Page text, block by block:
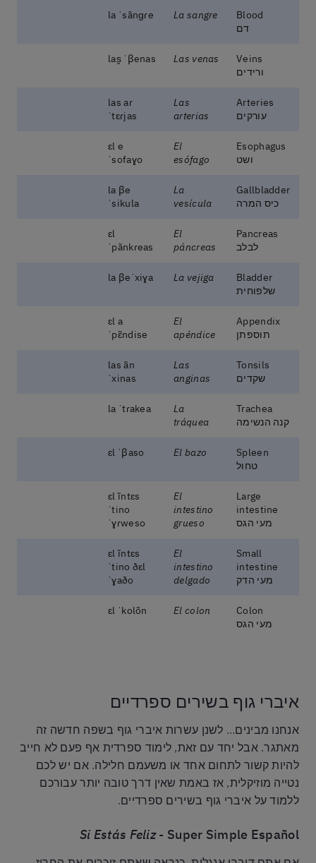
Blood
דם
La sangre
la ˈsãnɡɾe
Veins
ורידים
Las venas
las̬ ˈβenas
Arteries
עורקים
Las
arterias
las aɾ
ˈtɛɾjas
Esophagus
ושט
El
esófago
ɛl e
ˈsofaɣo
Gallbladder
כיס המרה
La
vesícula
la βe
ˈsikula
Pancreas
לבלב
El
páncreas
ɛl
ˈpãnkɾeas
Bladder
שלפוחית
La vejiga
la βeˈxiɣa
Appendix
תוספתן
El
apéndice
ɛl a
ˈpɛ̃ndise
Tonsils
שקדים
Las
anginas
las ãn
ˈxinas
Trachea
קנה הנשימה
La
tráquea
la ˈtɾakea
Spleen
טחול
El bazo
ɛl ˈβaso
Large
intestine
מעי הגס
El
intestino
grueso
ɛl ĩntɛs
ˈtino
ˈɣɾweso
Small
intestine
מעי הדק
El
intestino
delgado
ɛl ĩntɛs
ˈtino ðɛl
ˈɣaðo
Colon
מעי הגס
El colon
ɛl ˈkolõn
איברי גוף בשירים ספרדיים
אנחנו מבינים… לשנן עשרות איברי גוף בשפה חדשה זה
מאתגר. אבל יחד עם זאת, לימוד ספרדית אף פעם לא חייב
להיות קשור לתחום אחד או משעמם חלילה. אם יש לכם
נטייה מוזיקלית, אז באמת שאין דרך טובה יותר עבורכם
ללמוד על איברי גוף בשירים ספרדיים.
Si Estás Feliz- Super Simple Español